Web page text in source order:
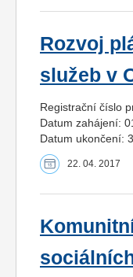
Rozvoj
služeb v
Registrační číslo
Datum zahájení:
Datum ukončení:
22. 04. 2017